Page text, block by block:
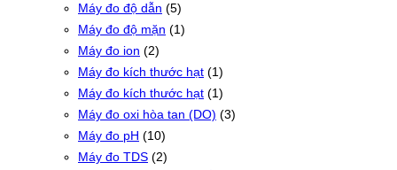
Máy đo độ dẫn (5)
Máy đo độ mặn (1)
Máy đo ion (2)
Máy đo kích thước hạt (1)
Máy đo kích thước hạt (1)
Máy đo oxi hòa tan (DO) (3)
Máy đo pH (10)
Máy đo TDS (2)